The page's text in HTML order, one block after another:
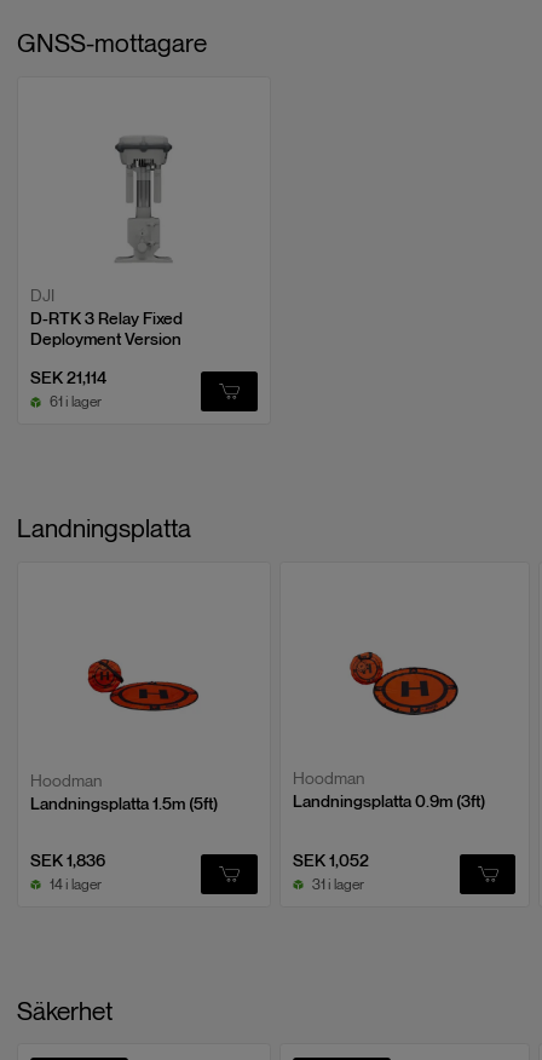
GNSS-mottagare
DJI
D-RTK 3 Relay Fixed
Deployment Version
SEK 21,114
61 i lager
Landningsplatta
Hoodman
Landningsplatta 1.5m (5ft)
SEK 1,836
14 i lager
Hoodman
Landningsplatta 0.9m (3ft)
SEK 1,052
31 i lager
Säkerhet